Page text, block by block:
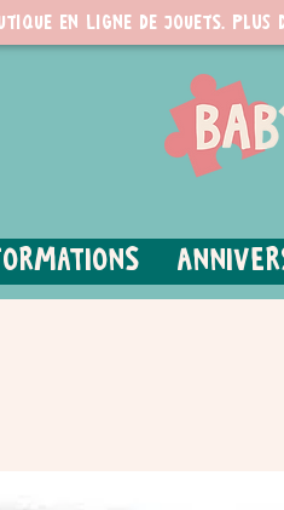
en ligne de jouets. PLUS